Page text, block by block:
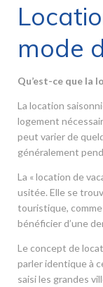
mode
Qu’est-ce que la
La location
logement
peut varier de
généralement
La « location de
usitée. Elle se
touristique,
bénéficier d’une
Le concept de
parler identique à
saisi les grandes